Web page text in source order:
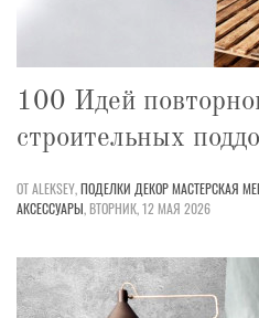
100 Идей
строительных
ОТ ALEKSEY,ПОДЕЛКИ ДЕКОРМАСТЕРСКАЯ
АКСЕССУАРЫ,ВТОРНИК, 12 МАЯ 2026